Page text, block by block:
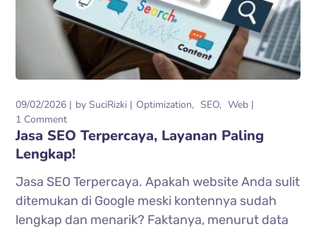
09/02/2026 bySuciRizki Optimization SEO
Web
1 Comment
Jasa SEO Terpercaya, Layanan Paling
Lengkap!
Jasa SEO Terpercaya. Apakah website Anda sulit
ditemukan di Google meski kontennya sudah
lengkap dan menarik? Faktanya, menurut data